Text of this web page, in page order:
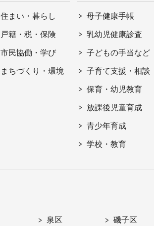
住まい・暮らし
戸籍・税・保険
市民協働・学び
まちづくり・環境
母子健康手帳
乳幼児健康診査
子どもの手当など
子育て支援・相談
保育・幼児教育
放課後児童育成
青少年育成
学校・教育
泉区 磯子区